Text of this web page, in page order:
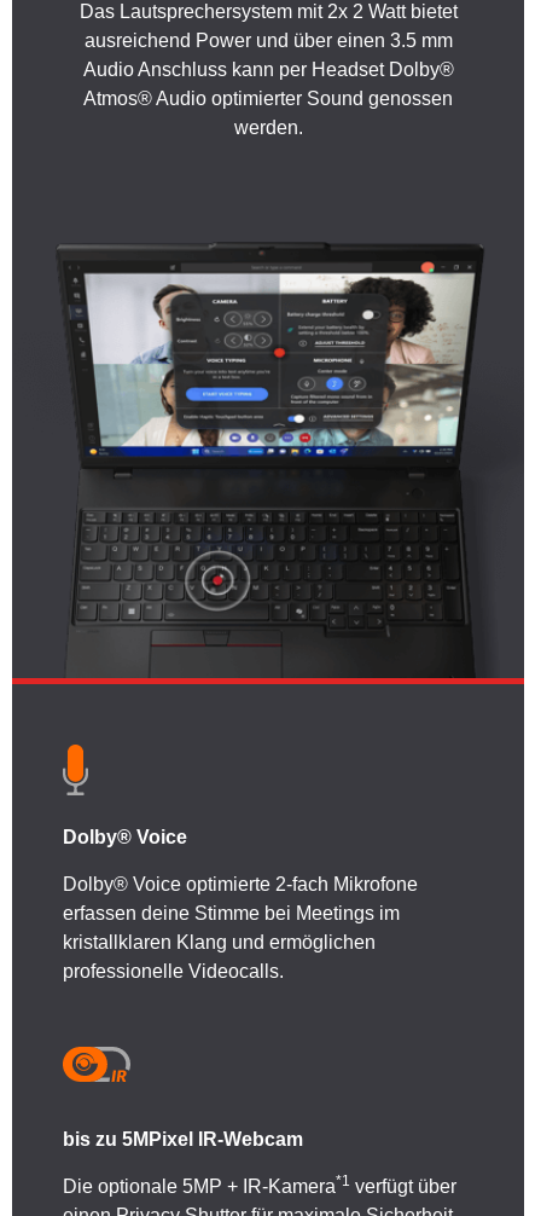
Das Lautsprechersystem mit 2x 2 Watt bietet
ausreichend Power und über einen 3.5 mm
Audio Anschluss kann per Headset Dolby®
Atmos® Audio optimierter Sound genossen
werden.
Dolby® Voice
Dolby® Voice optimierte 2-fach Mikrofone
erfassen deine Stimme bei Meetings im
kristallklaren Klang und ermöglichen
professionelle Videocalls.
bis zu 5MPixel IR-Webcam
Die optionale 5MP + IR-Kamera*1 verfügt über